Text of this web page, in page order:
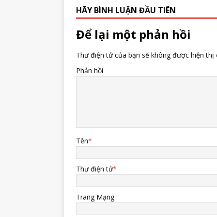
HÃY BÌNH LUẬN ĐẦU TIÊN
Để lại một phản hồi
Thư điện tử của bạn sẽ không được hiện thị
Phản hồi
Tên*
Thư điện tử*
Trang Mạng